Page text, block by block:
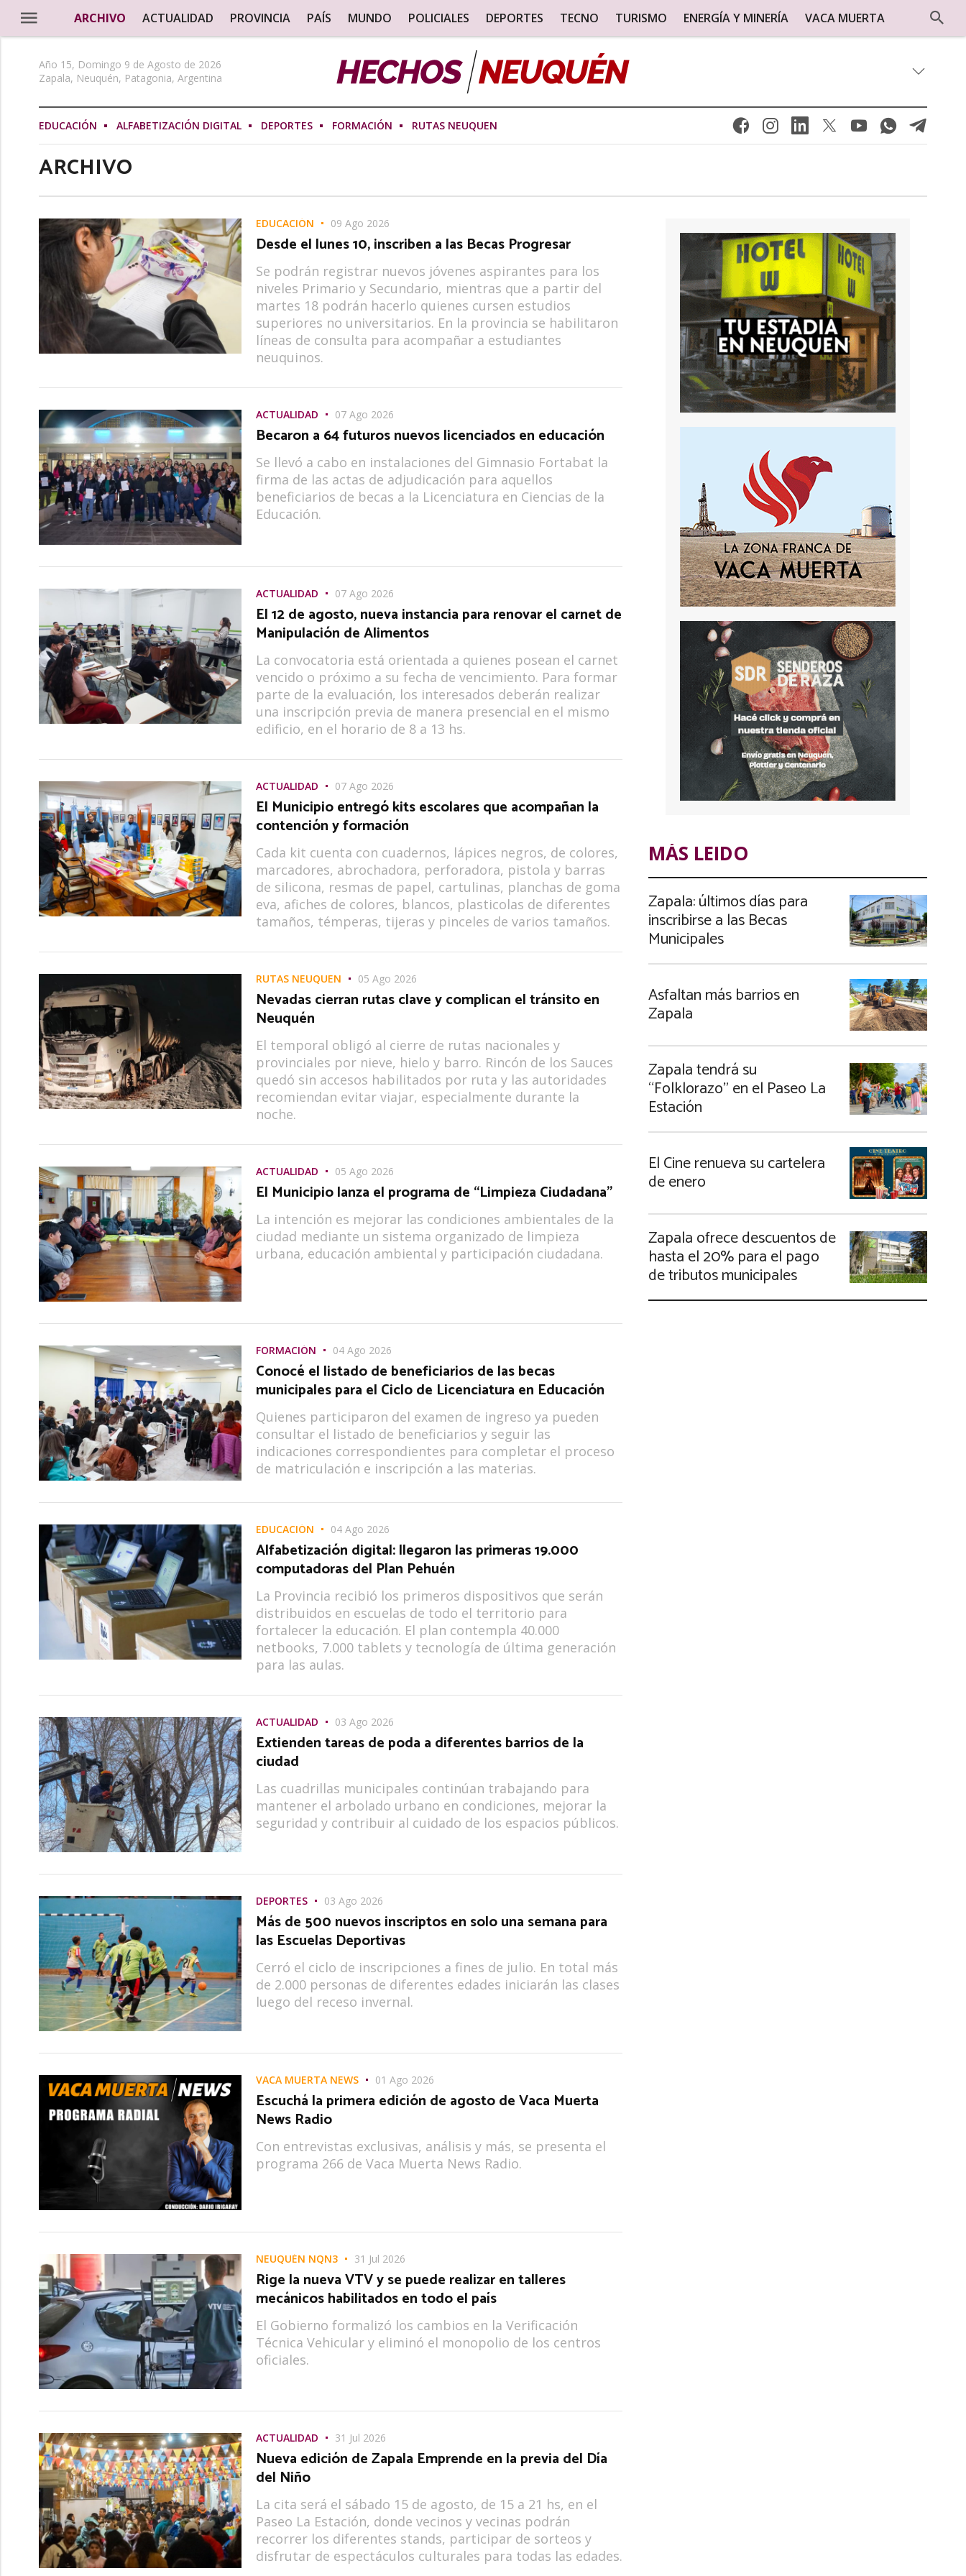
ARCHIVO ACTUALIDAD PROVINCIA PAÍS MUNDO POLICIALES DEPORTES TECNO TURISMO ENERGÍA Y MINERÍA VACA MUERTA
Año 15, Domingo 9 de Agosto de 2026
Zapala, Neuquén, Patagonia, Argentina
EDUCACIÓN ALFABETIZACIÓN DIGITAL DEPORTES FORMACIÓN RUTAS NEUQUEN
ARCHIVO
EDUCACIÓN 09 Ago 2026
Desde el lunes 10, inscriben a las Becas Progresar
Se podrán registrar nuevos jóvenes aspirantes para los
niveles Primario y Secundario, mientras que a partir del
martes 18 podrán hacerlo quienes cursen estudios
superiores no universitarios. En la provincia se habilitaron
líneas de consulta para acompañar a estudiantes
neuquinos.
ACTUALIDAD 07 Ago 2026
Becaron a 64 futuros nuevos licenciados en educación
Se llevó a cabo en instalaciones del Gimnasio Fortabat la
firma de las actas de adjudicación para aquellos
beneficiarios de becas a la Licenciatura en Ciencias de la
Educación.
ACTUALIDAD 07 Ago 2026
El 12 de agosto, nueva instancia para renovar el carnet de
Manipulación de Alimentos
La convocatoria está orientada a quienes posean el carnet
vencido o próximo a su fecha de vencimiento. Para formar
parte de la evaluación, los interesados deberán realizar
una inscripción previa de manera presencial en el mismo
edificio, en el horario de 8 a 13 hs.
ACTUALIDAD 07 Ago 2026
El Municipio entregó kits escolares que acompañan la
contención y formación
Cada kit cuenta con cuadernos, lápices negros, de colores,
marcadores, abrochadora, perforadora, pistola y barras
de silicona, resmas de papel, cartulinas, planchas de goma
eva, afiches de colores, blancos, plasticolas de diferentes
tamaños, témperas, tijeras y pinceles de varios tamaños.
RUTAS NEUQUEN 05 Ago 2026
Nevadas cierran rutas clave y complican el tránsito en
Neuquén
El temporal obligó al cierre de rutas nacionales y
provinciales por nieve, hielo y barro. Rincón de los Sauces
quedó sin accesos habilitados por ruta y las autoridades
recomiendan evitar viajar, especialmente durante la
noche.
ACTUALIDAD 05 Ago 2026
El Municipio lanza el programa de “Limpieza Ciudadana”
La intención es mejorar las condiciones ambientales de la
ciudad mediante un sistema organizado de limpieza
urbana, educación ambiental y participación ciudadana.
FORMACIÓN 04 Ago 2026
Conocé el listado de beneficiarios de las becas
municipales para el Ciclo de Licenciatura en Educación
Quienes participaron del examen de ingreso ya pueden
consultar el listado de beneficiarios y seguir las
indicaciones correspondientes para completar el proceso
de matriculación e inscripción a las materias.
EDUCACIÓN 04 Ago 2026
Alfabetización digital: llegaron las primeras 19.000
computadoras del Plan Pehuén
La Provincia recibió los primeros dispositivos que serán
distribuidos en escuelas de todo el territorio para
fortalecer la educación. El plan contempla 40.000
netbooks, 7.000 tablets y tecnología de última generación
para las aulas.
ACTUALIDAD 03 Ago 2026
Extienden tareas de poda a diferentes barrios de la
ciudad
Las cuadrillas municipales continúan trabajando para
mantener el arbolado urbano en condiciones, mejorar la
seguridad y contribuir al cuidado de los espacios públicos.
DEPORTES 03 Ago 2026
Más de 500 nuevos inscriptos en solo una semana para
las Escuelas Deportivas
Cerró el ciclo de inscripciones a fines de julio. En total más
de 2.000 personas de diferentes edades iniciarán las clases
luego del receso invernal.
VACA MUERTA NEWS 01 Ago 2026
Escuchá la primera edición de agosto de Vaca Muerta
News Radio
Con entrevistas exclusivas, análisis y más, se presenta el
programa 266 de Vaca Muerta News Radio.
NEUQUÉN NQN3 31 Jul 2026
Rige la nueva VTV y se puede realizar en talleres
mecánicos habilitados en todo el país
El Gobierno formalizó los cambios en la Verificación
Técnica Vehicular y eliminó el monopolio de los centros
oficiales.
ACTUALIDAD 31 Jul 2026
Nueva edición de Zapala Emprende en la previa del Día
del Niño
La cita será el sábado 15 de agosto, de 15 a 21 hs, en el
Paseo La Estación, donde vecinos y vecinas podrán
recorrer los diferentes stands, participar de sorteos y
disfrutar de espectáculos culturales para todas las edades.
MÁS LEIDO
Zapala: últimos días para
inscribirse a las Becas
Municipales
Asfaltan más barrios en
Zapala
Zapala tendrá su
“Folklorazo” en el Paseo La
Estación
El Cine renueva su cartelera
de enero
Zapala ofrece descuentos de
hasta el 20% para el pago
de tributos municipales